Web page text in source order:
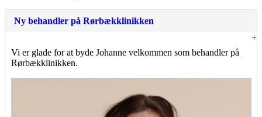
Ny behandler på Rørbækklinikken
Vi er glade for at byde Johanne velkommen som behandler på
Rørbækklinikken.